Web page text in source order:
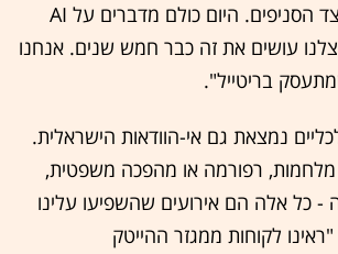
מצד הלקוח וגם מצד הסניפים. היום כולם מדברים על AI
עושים את זה כבר חמש שנים. אנחנו
בריטייל".
נמצאת גם אי-הוודאות הישראלית.
מלחמות, רפורמה או מהפכה משפטית,
- כל אלה הם אירועים שהשפיעו עלינו
לקוחות ממגזר ההייטק